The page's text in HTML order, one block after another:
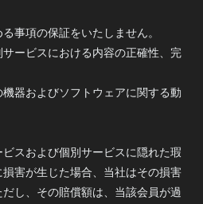
事項の保証をいたしません。
サービスにおける内容の正確性、完
機器およびソフトウェアに関する動
スおよび個別サービスに隠れた瑕
害が生じた場合、当社はその損害
し、その賠償額は、当該会員が過